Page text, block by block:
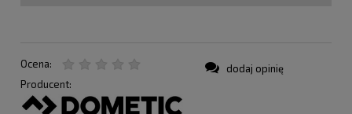
Ocena:
Producent:
dodaj opinię